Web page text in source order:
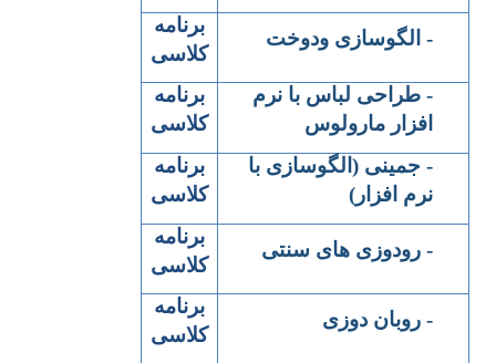
- الگوسازی ودوخت
برنامه
کلاسی
- طراحی لباس با نرم
افزار مارولوس
برنامه
کلاسی
- جمینی (الگوسازی با
نرم افزار )
برنامه
کلاسی
- رودوزی های سنتی
برنامه
کلاسی
- روبان دوزی
برنامه
کلاسی